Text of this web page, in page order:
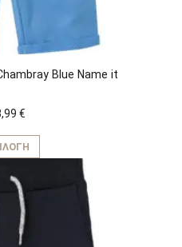
Blue Name it
€
Αυτό
προϊόν
πολλαπλές
παραλλαγές.
επιλογές